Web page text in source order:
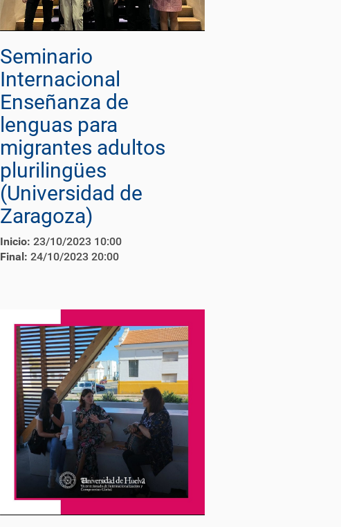
Seminario
Internacional
Enseñanza de
lenguas para
migrantes adultos
plurilingües
(Universidad de
Zaragoza)
Inicio: 23/10/2023 10:00
Final: 24/10/2023 20:00